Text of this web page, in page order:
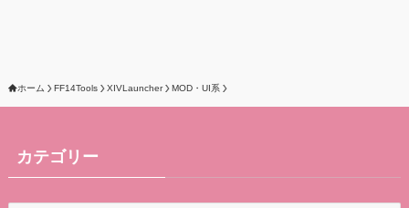
ホーム FF14Tools XIVLauncher MOD・UI系
カテゴリー